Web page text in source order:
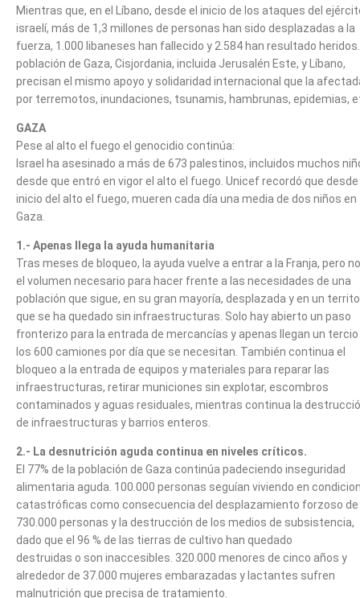
Mientras que, en el Líbano, desde el inicio de los ataques del
israelí, más de 1,3 millones de personas han sido desplazadas a la
fuerza, 1.000 libaneses han fallecido y 2.584 han resultado
población de Gaza, Cisjordania, incluida Jerusalén Este, y Líbano,
precisan el mismo apoyo y solidaridad internacional que la
por terremotos, inundaciones, tsunamis, hambrunas, epidemias,
GAZA
Pese al alto el fuego el genocidio continúa:
Israel ha asesinado a más de 673 palestinos, incluidos muchos
desde que entró en vigor el alto el fuego. Unicef recordó que desde
inicio del alto el fuego, mueren cada día una media de dos niños en
Gaza.
1.- Apenas llega la ayuda humanitaria
Tras meses de bloqueo, la ayuda vuelve a entrar a la Franja, pero
el volumen necesario para hacer frente a las necesidades de una
población que sigue, en su gran mayoría, desplazada y en un
que se ha quedado sin infraestructuras. Solo hay abierto un paso
fronterizo para la entrada de mercancías y apenas llegan un tercio
los 600 camiones por día que se necesitan. También continua el
bloqueo a la entrada de equipos y materiales para reparar las
infraestructuras, retirar municiones sin explotar, escombros
contaminados y aguas residuales, mientras continua la
de infraestructuras y barrios enteros.
2.- La desnutrición aguda continua en niveles críticos.
El 77% de la población de Gaza continúa padeciendo inseguridad
alimentaria aguda. 100.000 personas seguían viviendo en
catastróficas como consecuencia del desplazamiento forzoso de
730.000 personas y la destrucción de los medios de subsistencia,
dado que el 96 % de las tierras de cultivo han quedado
destruidas o son inaccesibles. 320.000 menores de cinco años y
alrededor de 37.000 mujeres embarazadas y lactantes sufren
malnutrición que precisa de tratamiento.